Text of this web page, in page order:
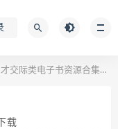
际类电子书资源合集下载
载